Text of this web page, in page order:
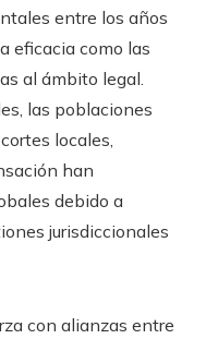
entre los años
eficacia como las
al ámbito legal.
las poblaciones
locales,
han
debido a
jurisdiccionales
con alianzas entre